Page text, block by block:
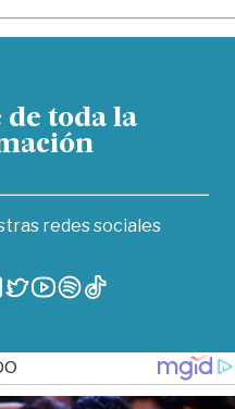
de toda la
redes sociales